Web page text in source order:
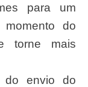
para um
momento do
torne mais
do envio do